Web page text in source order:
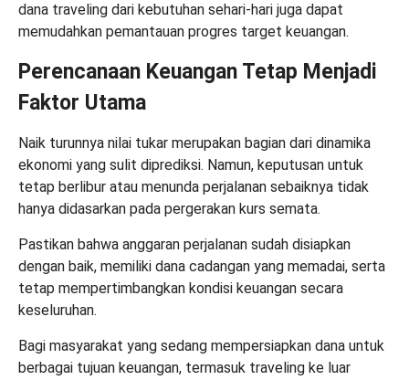
dana traveling dari kebutuhan sehari-hari juga dapat
memudahkan pemantauan progres target keuangan.
Perencanaan Keuangan Tetap Menjadi
Faktor Utama
Naik turunnya nilai tukar merupakan bagian dari dinamika
ekonomi yang sulit diprediksi. Namun, keputusan untuk
tetap berlibur atau menunda perjalanan sebaiknya tidak
hanya didasarkan pada pergerakan kurs semata.
Pastikan bahwa anggaran perjalanan sudah disiapkan
dengan baik, memiliki dana cadangan yang memadai, serta
tetap mempertimbangkan kondisi keuangan secara
keseluruhan.
Bagi masyarakat yang sedang mempersiapkan dana untuk
berbagai tujuan keuangan, termasuk traveling ke luar